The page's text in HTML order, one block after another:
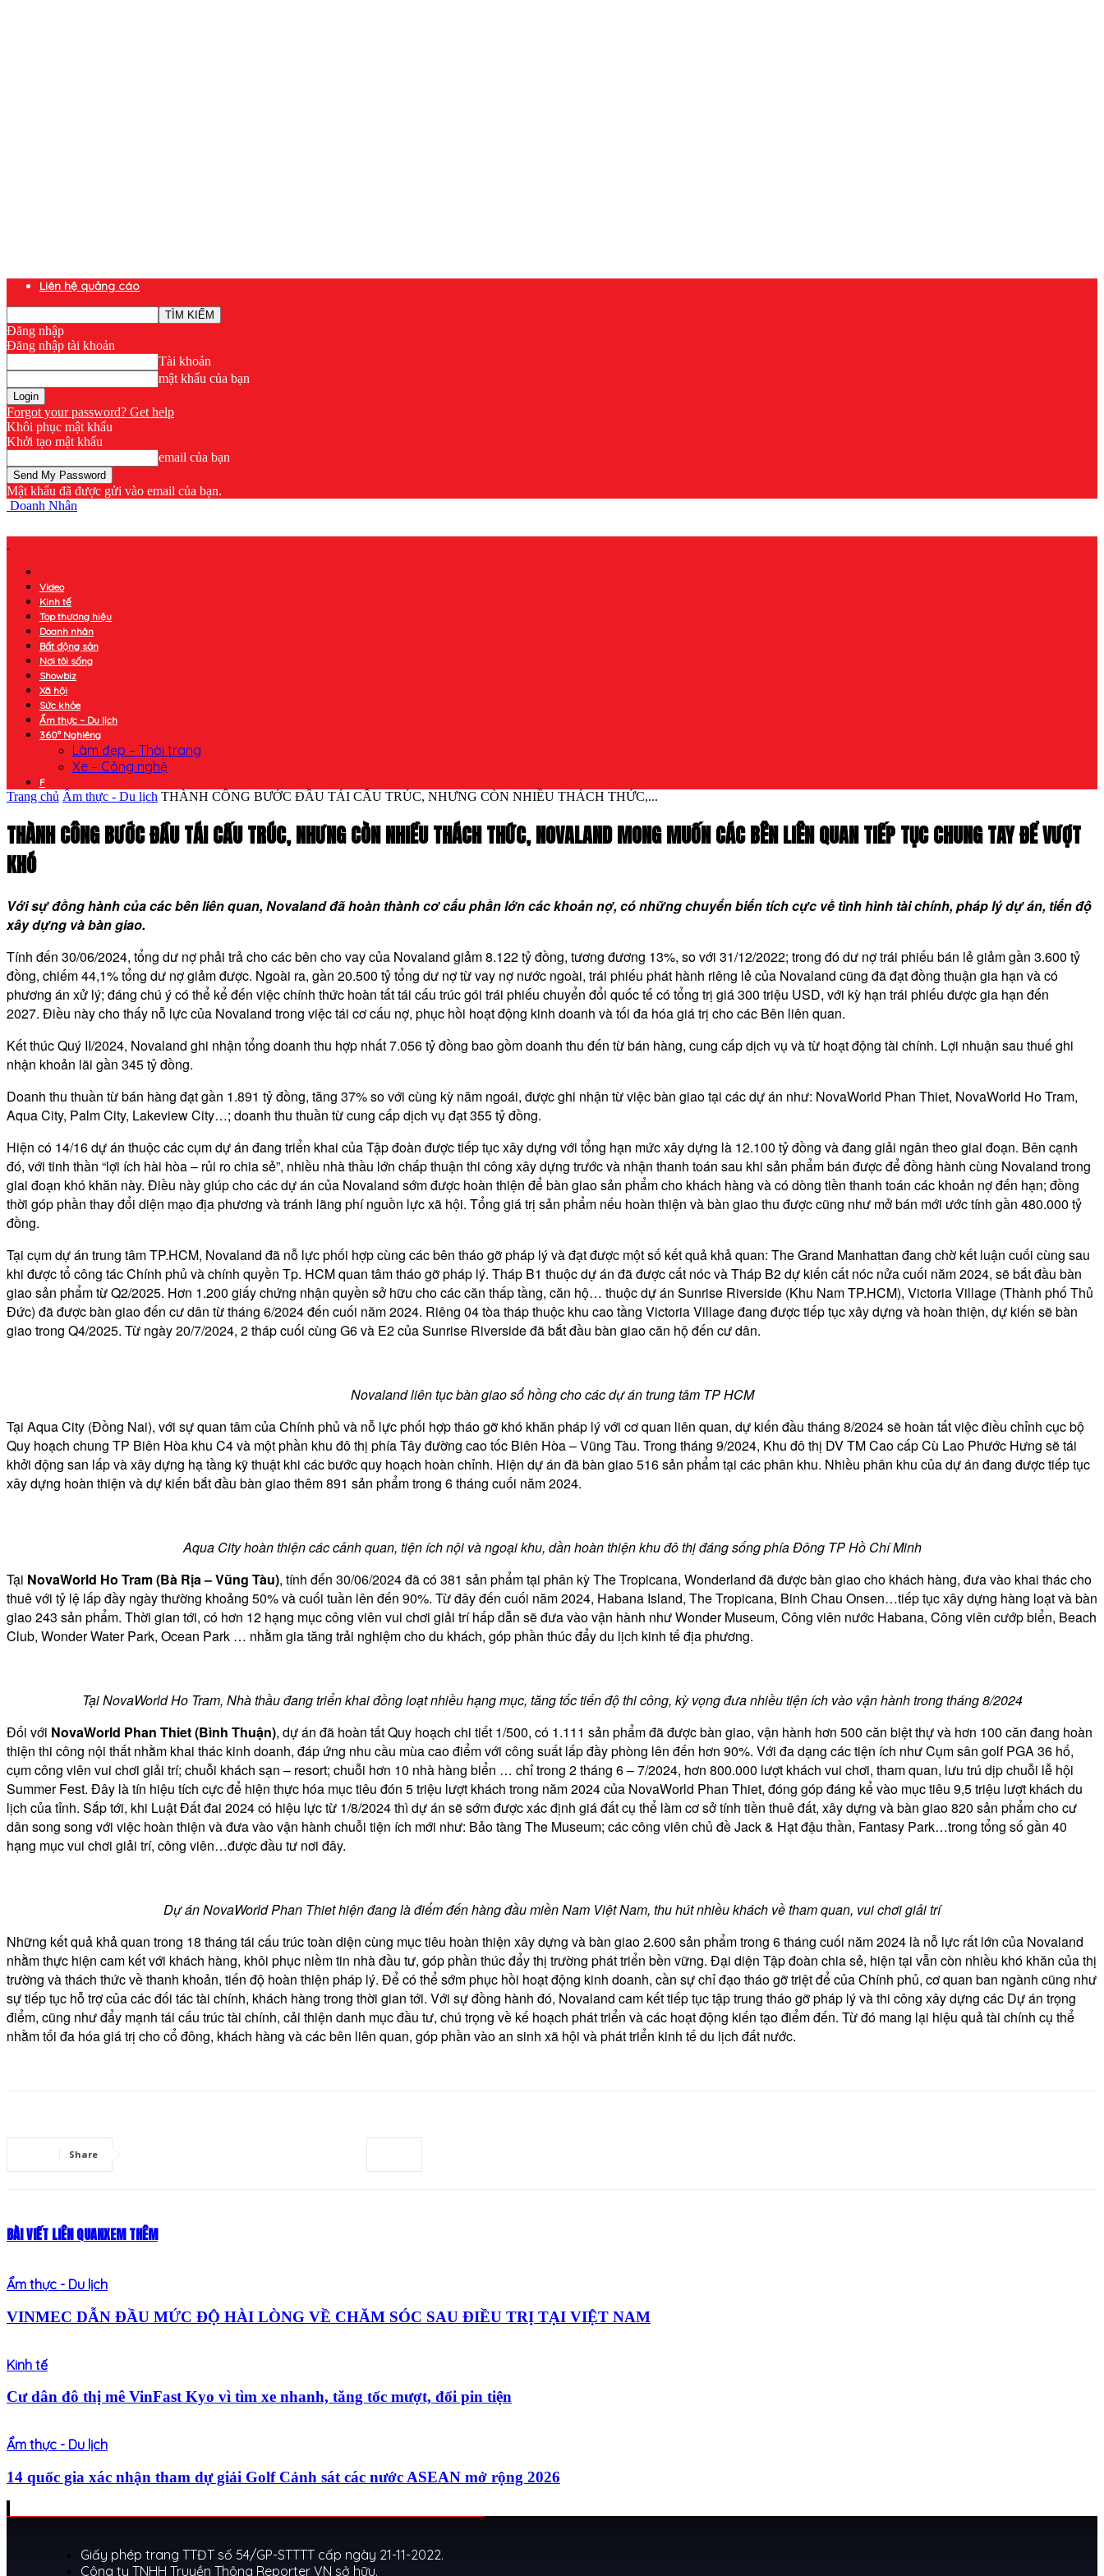
Liên hệ quảng cáo
Đăng nhập
Đăng nhập tài khoản
Tài khoản
mật khẩu của bạn
Forgot your password? Get help
Khôi phục mật khẩu
Khởi tạo mật khẩu
email của bạn
Mật khẩu đã được gửi vào email của bạn.
Doanh Nhân
Video
Kinh tế
Top thương hiệu
Doanh nhân
Bất động sản
Nơi tôi sống
Showbiz
Xã hội
Sức khỏe
Ẩm thực – Du lịch
360° Nghiêng
Làm đẹp – Thời trang
Xe – Công nghệ
F
Trang chủ Ẩm thực - Du lịch THÀNH CÔNG BƯỚC ĐẦU TÁI CẤU TRÚC, NHƯNG CÒN NHIỀU THÁCH THỨC,...
THÀNH CÔNG BƯỚC ĐẦU TÁI CẤU TRÚC, NHƯNG CÒN NHIỀU THÁCH THỨC, NOVALAND MONG MUỐN CÁC BÊN LIÊN QUAN TIẾP TỤC CHUNG TAY ĐỂ VƯỢT
KHÓ
Với sự đồng hành của các bên liên quan,Novaland đã hoàn thành cơ cấu phần lớn các khoản nợ, có những chuyển biến tích cực về tình hình tài chính, pháp lý dự án, tiến độ
xây dựng và bàn giao.
Tính đến 30/06/2024, tổng dư nợ phải trả cho các bên cho vay của Novaland giảm 8.122 tỷ đồng, tương đương 13%, so với 31/12/2022; trong đó dư nợ trái phiếu bán lẻ giảm gần 3.600 tỷ
đồng, chiếm 44,1% tổng dư nợ giảm được. Ngoài ra, gần 20.500 tỷ tổng dư nợ từ vay nợ nước ngoài, trái phiếu phát hành riêng lẻ của Novaland cũng đã đạt đồng thuận gia hạn và có
phương án xử lý; đáng chú ý có thể kể đến việc chính thức hoàn tất tái cấu trúc gói trái phiếu chuyển đổi quốc tế có tổng trị giá 300 triệu USD, với kỳ hạn trái phiếu được gia hạn đến
2027. Điều này cho thấy nỗ lực của Novaland trong việc tái cơ cấu nợ, phục hồi hoạt động kinh doanh và tối đa hóa giá trị cho các Bên liên quan.
Kết thúc Quý II/2024, Novaland ghi nhận tổng doanh thu hợp nhất 7.056 tỷ đồng bao gồm doanh thu đến từ bán hàng, cung cấp dịch vụ và từ hoạt động tài chính. Lợi nhuận sau thuế ghi
nhận khoản lãi gần 345 tỷ đồng.
Doanh thu thuần từ bán hàng đạt gần 1.891 tỷ đồng, tăng 37% so với cùng kỳ năm ngoái, được ghi nhận từ việc bàn giao tại các dự án như: NovaWorld Phan Thiet, NovaWorld Ho Tram,
Aqua City, Palm City, Lakeview City…; doanh thu thuần từ cung cấp dịch vụ đạt 355 tỷ đồng.
Hiện có 14/16 dự án thuộc các cụm dự án đang triển khai của Tập đoàn được tiếp tục xây dựng với tổng hạn mức xây dựng là 12.100 tỷ đồng và đang giải ngân theo giai đoạn. Bên cạnh
đó, với tinh thần “lợi ích hài hòa – rủi ro chia sẻ”, nhiều nhà thầu lớn chấp thuận thi công xây dựng trước và nhận thanh toán sau khi sản phẩm bán được để đồng hành cùng Novaland trong
giai đoạn khó khăn này. Điều này giúp cho các dự án của Novaland sớm được hoàn thiện để bàn giao sản phẩm cho khách hàng và có dòng tiền thanh toán các khoản nợ đến hạn; đồng
thời góp phần thay đổi diện mạo địa phương và tránh lãng phí nguồn lực xã hội. Tổng giá trị sản phẩm nếu hoàn thiện và bàn giao thu được cũng như mở bán mới ước tính gần 480.000 tỷ
đồng.
Tại cụm dự án trung tâm TP.HCM, Novaland đã nỗ lực phối hợp cùng các bên tháo gỡ pháp lý và đạt được một số kết quả khả quan: The Grand Manhattan đang chờ kết luận cuối cùng sau
khi được tổ công tác Chính phủ và chính quyền Tp. HCM quan tâm tháo gỡ pháp lý. Tháp B1 thuộc dự án đã được cất nóc và Tháp B2 dự kiến cất nóc nửa cuối năm 2024, sẽ bắt đầu bàn
giao sản phẩm từ Q2/2025. Hơn 1.200 giấy chứng nhận quyền sở hữu cho các căn thấp tầng, căn hộ… thuộc dự án Sunrise Riverside (Khu Nam TP.HCM), Victoria Village (Thành phố Thủ
Đức) đã được bàn giao đến cư dân từ tháng 6/2024 đến cuối năm 2024. Riêng 04 tòa tháp thuộc khu cao tầng Victoria Village đang được tiếp tục xây dựng và hoàn thiện, dự kiến sẽ bàn
giao trong Q4/2025. Từ ngày 20/7/2024, 2 tháp cuối cùng G6 và E2 của Sunrise Riverside đã bắt đầu bàn giao căn hộ đến cư dân.
Novaland liên tục bàn giao sổ hồng cho các dự án trung tâm TP HCM
Tại Aqua City (Đồng Nai), với sự quan tâm của Chính phủ và nỗ lực phối hợp tháo gỡ khó khăn pháp lý với cơ quan liên quan, dự kiến đầu tháng 8/2024 sẽ hoàn tất việc điều chỉnh cục bộ
Quy hoạch chung TP Biên Hòa khu C4 và một phần khu đô thị phía Tây đường cao tốc Biên Hòa – Vũng Tàu. Trong tháng 9/2024, Khu đô thị DV TM Cao cấp Cù Lao Phước Hưng sẽ tái
khởi động san lấp và xây dựng hạ tầng kỹ thuật khi các bước quy hoạch hoàn chỉnh. Hiện dự án đã bàn giao 516 sản phẩm tại các phân khu. Nhiều phân khu của dự án đang được tiếp tục
xây dựng hoàn thiện và dự kiến bắt đầu bàn giao thêm 891 sản phẩm trong 6 tháng cuối năm 2024.
Aqua City hoàn thiện các cảnh quan, tiện ích nội và ngoại khu, dần hoàn thiện khu đô thị đáng sống phía Đông TP Hồ Chí Minh
Tại NovaWorld Ho Tram (Bà Rịa – Vũng Tàu), tính đến 30/06/2024 đã có 381 sản phẩm tại phân kỳ The Tropicana, Wonderland đã được bàn giao cho khách hàng, đưa vào khai thác cho
thuê với tỷ lệ lấp đầy ngày thường khoảng 50% và cuối tuần lên đến 90%. Từ đây đến cuối năm 2024, Habana Island, The Tropicana, Binh Chau Onsen…tiếp tục xây dựng hàng loạt và bàn
giao 243 sản phẩm. Thời gian tới, có hơn 12 hạng mục công viên vui chơi giải trí hấp dẫn sẽ đưa vào vận hành như Wonder Museum, Công viên nước Habana, Công viên cướp biển, Beach
Club, Wonder Water Park, Ocean Park … nhằm gia tăng trải nghiệm cho du khách, góp phần thúc đẩy du lịch kinh tế địa phương.
Tại NovaWorld Ho Tram, Nhà thầu đang triển khai đồng loạt nhiều hạng mục, tăng tốc tiến độ thi công, kỳ vọng đưanhiều tiện íchvào vận hành trong tháng 8/2024
Đối với NovaWorld Phan Thiet (Bình Thuận), dự án đã hoàn tất Quy hoạch chi tiết 1/500, có 1.111 sản phẩm đã được bàn giao, vận hành hơn 500 căn biệt thự và hơn 100 căn đang hoàn
thiện thi công nội thất nhằm khai thác kinh doanh, đáp ứng nhu cầu mùa cao điểm với công suất lấp đầy phòng lên đến hơn 90%. Với đa dạng các tiện ích như Cụm sân golf PGA 36 hố,
cụm công viên vui chơi giải trí; chuỗi khách sạn – resort; chuỗi hơn 10 nhà hàng biển … chỉ trong 2 tháng 6 – 7/2024, hơn 800.000 lượt khách vui chơi, tham quan, lưu trú dịp chuỗi lễ hội
Summer Fest. Đây là tín hiệu tích cực để hiện thực hóa mục tiêu đón 5 triệu lượt khách trong năm 2024 của NovaWorld Phan Thiet, đóng góp đáng kể vào mục tiêu 9,5 triệu lượt khách du
lịch của tỉnh. Sắp tới, khi Luật Đất đai 2024 có hiệu lực từ 1/8/2024 thì dự án sẽ sớm được xác định giá đất cụ thể làm cơ sở tính tiền thuê đất, xây dựng và bàn giao 820 sản phẩm cho cư
dân song song với việc hoàn thiện và đưa vào vận hành chuỗi tiện ích mới như: Bảo tàng The Museum; các công viên chủ đề Jack & Hạt đậu thần, Fantasy Park…trong tổng số gần 40
hạng mục vui chơi giải trí, công viên…được đầu tư nơi đây.
Dự án NovaWorld Phan Thiet hiện đang là điểm đến hàng đầu miền Nam Việt Nam, thu hút nhiều khách về tham quan, vui chơi giải trí
Những kết quả khả quan trong 18 tháng tái cấu trúc toàn diện cùng mục tiêu hoàn thiện xây dựng và bàn giao 2.600 sản phẩm trong 6 tháng cuối năm 2024 là nỗ lực rất lớn của Novaland
nhằm thực hiện cam kết với khách hàng, khôi phục niềm tin nhà đầu tư, góp phần thúc đẩy thị trường phát triển bền vững. Đại diện Tập đoàn chia sẻ, hiện tại vẫn còn nhiều khó khăn của thị
trường và thách thức về thanh khoản, tiến độ hoàn thiện pháp lý. Để có thể sớm phục hồi hoạt động kinh doanh, cần sự chỉ đạo tháo gỡ triệt để của Chính phủ, cơ quan ban ngành cũng như
sự tiếp tục hỗ trợ của các đối tác tài chính, khách hàng trong thời gian tới. Với sự đồng hành đó, Novaland cam kết tiếp tục tập trung tháo gỡ pháp lý và thi công xây dựng các Dự án trọng
điểm, cũng như đẩy mạnh tái cấu trúc tài chính, cải thiện danh mục đầu tư, chú trọng về kế hoạch phát triển và các hoạt động kiến tạo điểm đến. Từ đó mang lại hiệu quả tài chính cụ thể
nhằm tối đa hóa giá trị cho cổ đông, khách hàng và các bên liên quan, góp phần vào an sinh xã hội và phát triển kinh tế du lịch đất nước.
Share
BÀI VIẾT LIÊN QUANXEM THÊM
Ẩm thực - Du lịch
VINMEC DẪN ĐẦU MỨC ĐỘ HÀI LÒNG VỀ CHĂM SÓC SAU ĐIỀU TRỊ TẠI VIỆT NAM
Kinh tế
Cư dân đô thị mê VinFast Kyo vì tìm xe nhanh, tăng tốc mượt, đổi pin tiện
Ẩm thực - Du lịch
14 quốc gia xác nhận tham dự giải Golf Cảnh sát các nước ASEAN mở rộng 2026
Giấy phép trang TTĐT số 54/GP-STTTT cấp ngày 21-11-2022.
Công ty TNHH Truyền Thông Reporter VN sở hữu.